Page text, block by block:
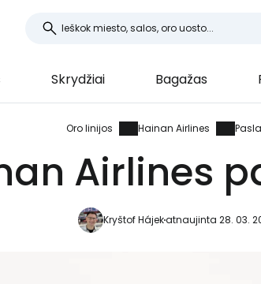
Skrydžiai Bagažas
Oro linijos Hainan Airlines
Airlines
Kryštof Hájekatnaujinta 28. 03.